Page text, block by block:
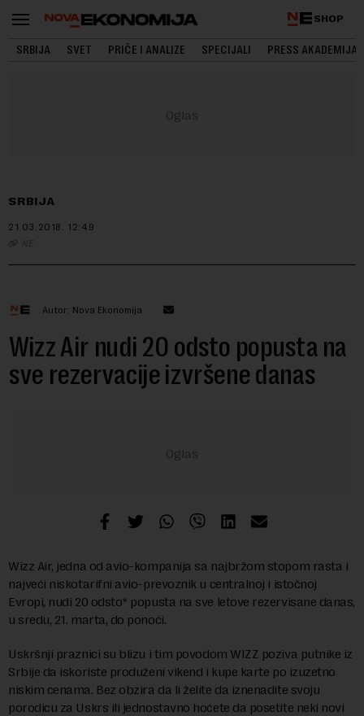
SHOP
SRBIJA SVET PRIČE I ANALIZE SPECIJALI PRESS AKADEMIJA
SRBIJA
21.03.2018. 12:49
NE
Autor: Nova Ekonomija
Wizz Air nudi 20 odsto popusta na
sve rezervacije izvršene danas
Wizz Air, jedna od avio-kompanija sa najbržom stopom rasta i
najveći niskotarifni avio-prevoznik u centralnoj i istočnoj
Evropi, nudi 20 odsto* popusta na sve letove rezervisane danas,
u sredu, 21. marta, do ponoći.
Uskršnji praznici su blizu i tim povodom WIZZ poziva putnike iz
Srbije da iskoriste produženi vikend i kupe karte po izuzetno
niskim cenama. Bez obzira da li želite da iznenadite svoju
porodicu za Uskrs ili jednostavno hoćete da posetite neki novi